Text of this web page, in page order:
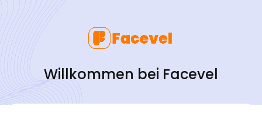
Willkommen bei Facevel